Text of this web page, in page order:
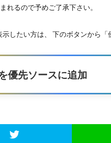
れるので予めご了承下さい。
したい方は、 下のボタンから「
優先ソースに追加